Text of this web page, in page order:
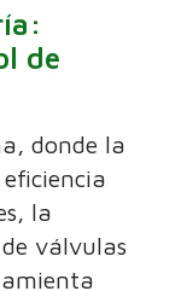
de
donde la
la
válvulas